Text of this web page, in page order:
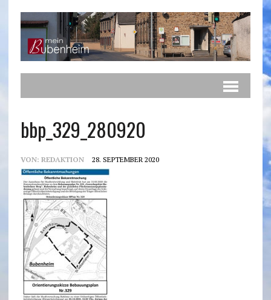
bbp_329_280920
VON: REDAKTION 28. SEPTEMBER 2020